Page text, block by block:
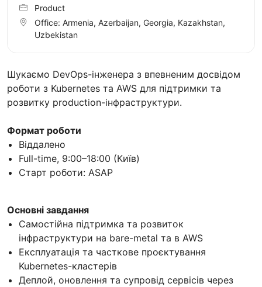
Шукаємо DevOps-інженера з впевненим досвідом
роботи з Kubernetes та AWS для підтримки та
розвитку production-інфраструктури.
Формат роботи
Віддалено
Full-time, 9:00–18:00 (Київ)
Старт роботи: ASAP
Основні завдання
Самостійна підтримка та розвиток
інфраструктури на bare-metal та в AWS
Експлуатація та часткове проєктування
Kubernetes-кластерів
Деплой, оновлення та супровід сервісів через
Product
Office: Armenia, Azerbaijan, Georgia, Kazakhstan,
Uzbekistan